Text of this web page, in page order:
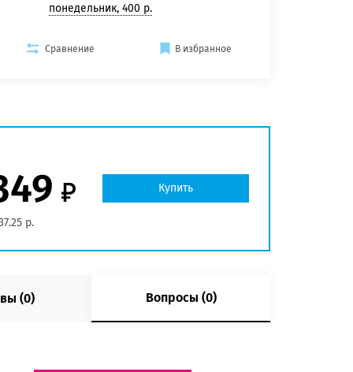
понедельник, 400 р.
Сравнение В избранное
р.
Купить
(0) Вопросы (0)